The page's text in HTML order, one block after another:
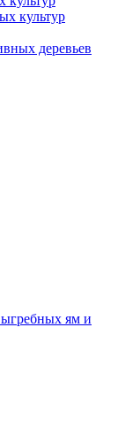
культур
деревьев
ям и